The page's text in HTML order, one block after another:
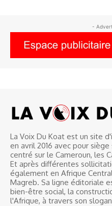
-
La Voix Du Koat est un site
en avril 2016 avec pour
centré sur le Cameroun, les
Et après différentes
également en Afrique
Magreb. Sa ligne éditoriale
bien-être social, la
l'Afrique, à travers son